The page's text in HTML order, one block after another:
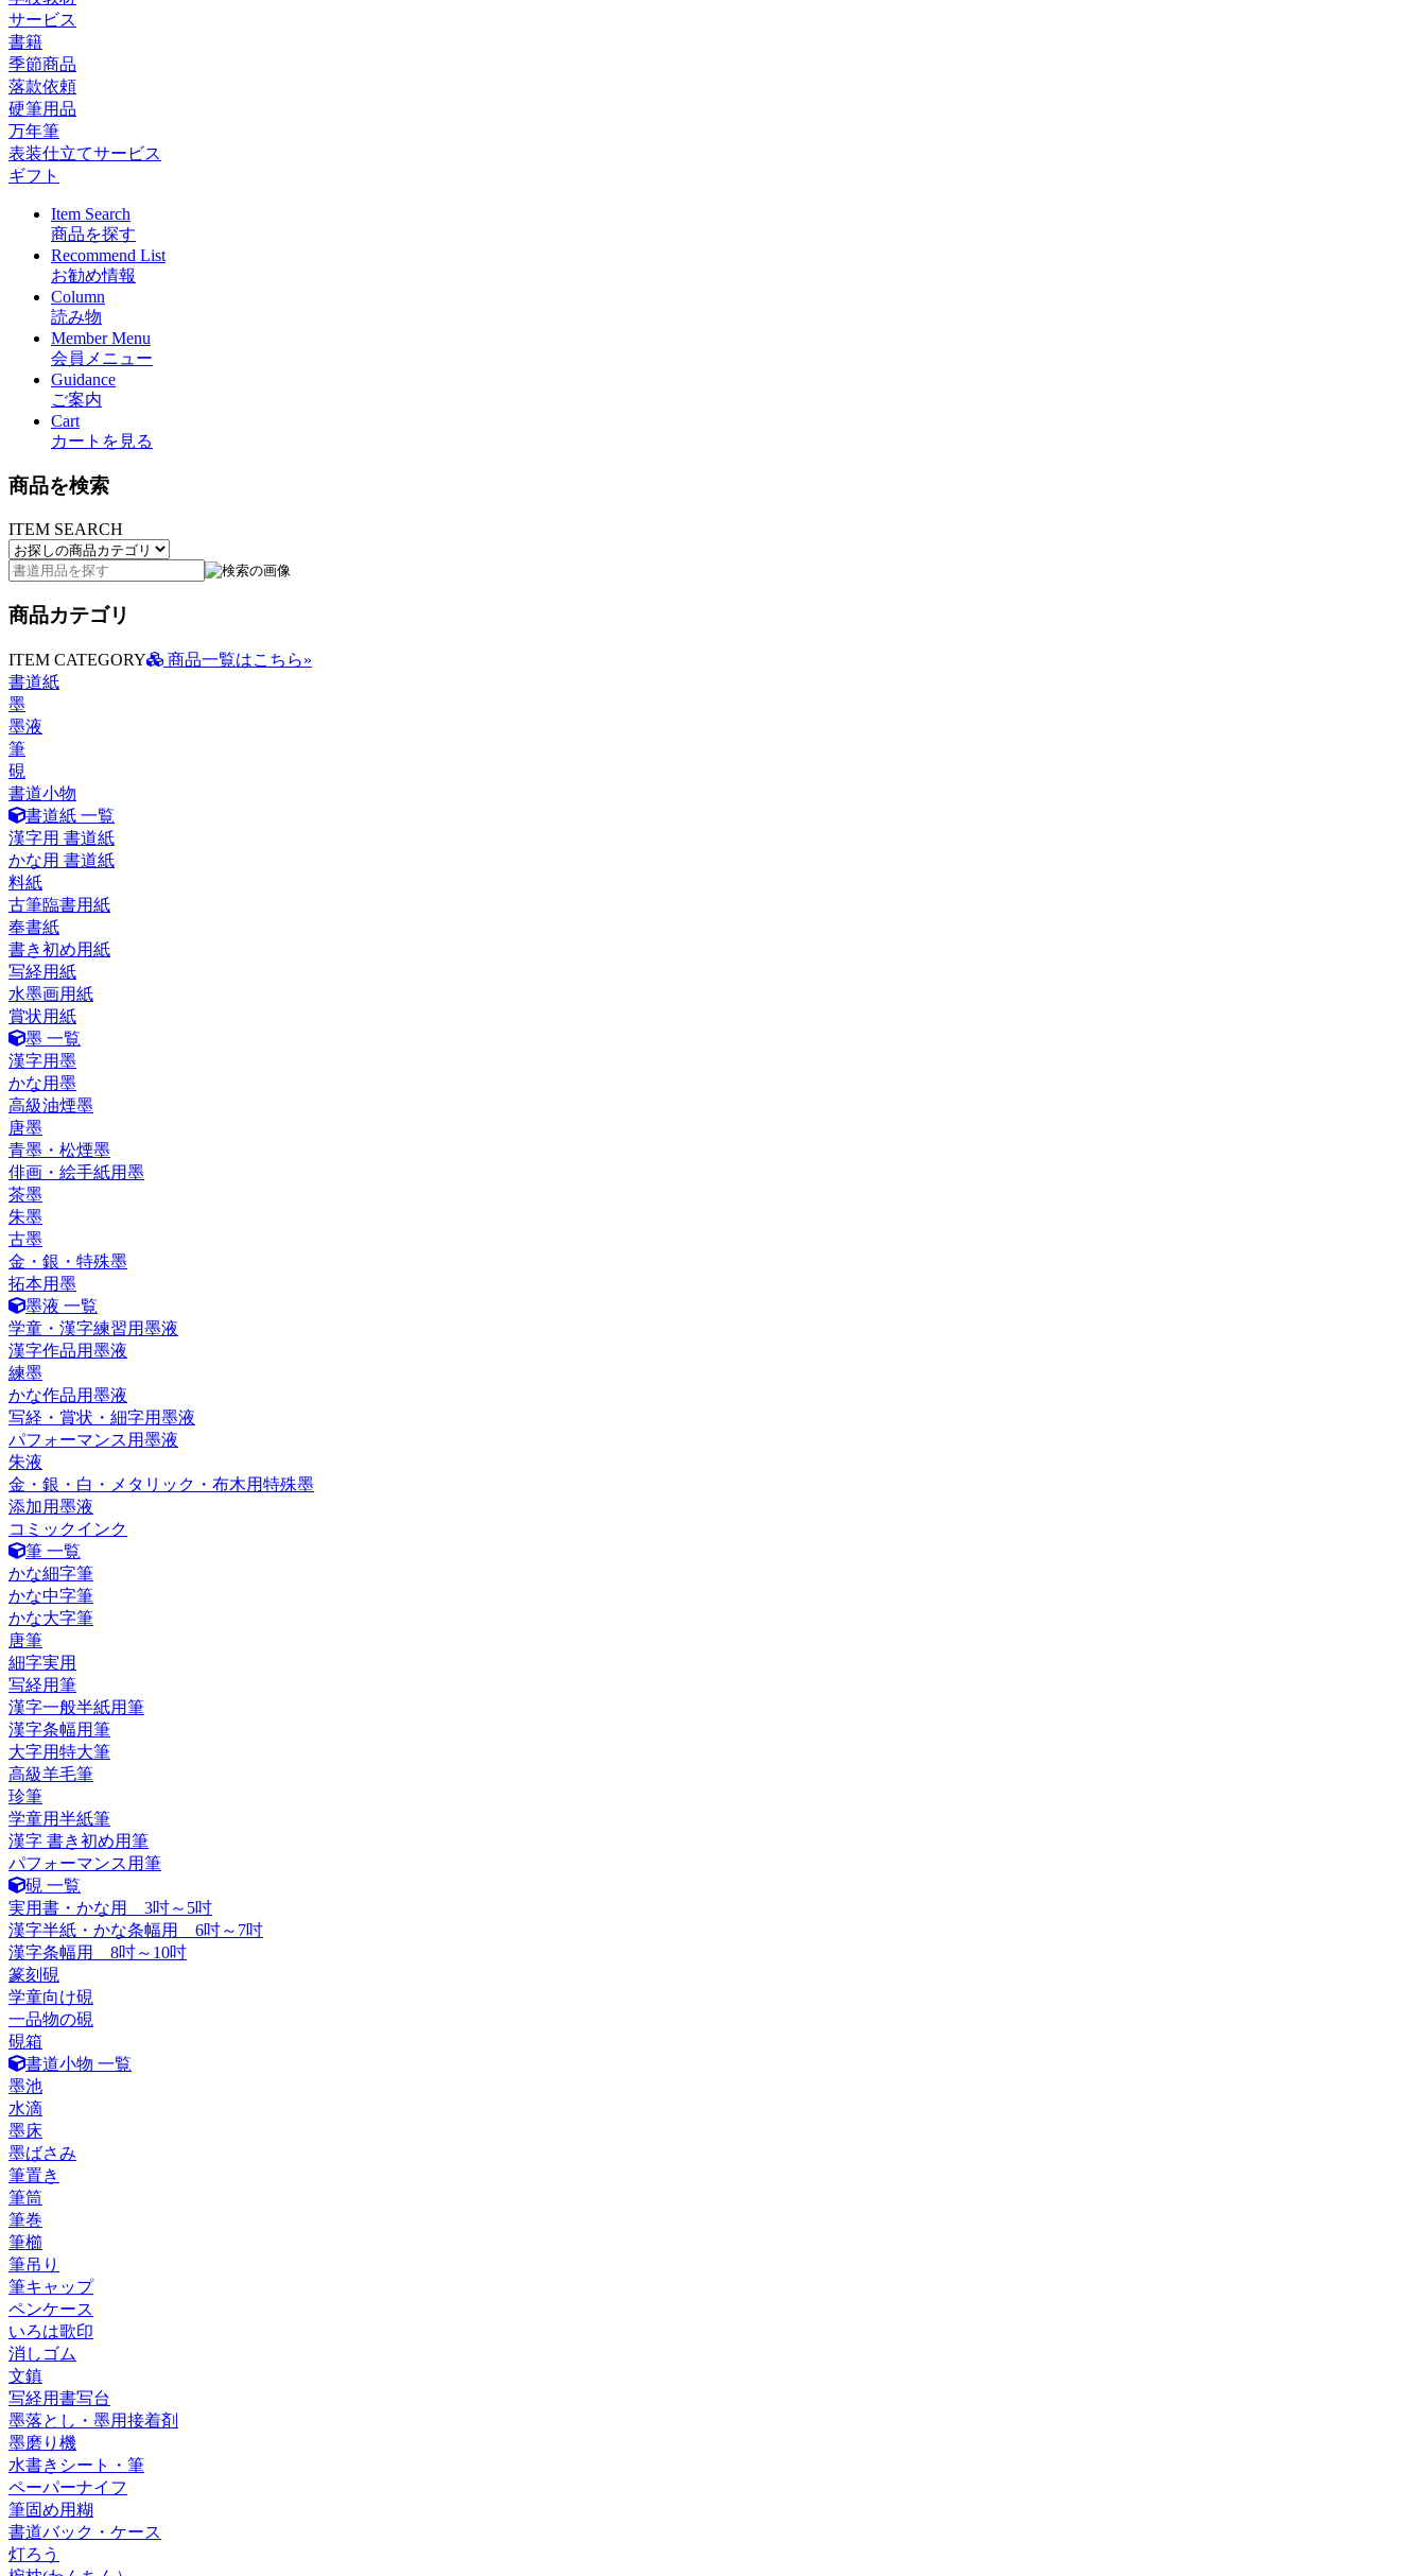
サービス
書籍
季節商品
落款依頼
硬筆用品
万年筆
表装仕立てサービス
ギフト
Item Search
商品を探す
Recommend List
お勧め情報
Column
読み物
Member Menu
会員メニュー
Guidance
ご案内
Cart
カートを見る
商品を検索
ITEM SEARCH
商品カテゴリ
ITEM CATEGORY
商品一覧はこちら»
書道紙
墨
墨液
筆
硯
書道小物
書道紙 一覧
漢字用 書道紙
かな用 書道紙
料紙
古筆臨書用紙
奉書紙
書き初め用紙
写経用紙
水墨画用紙
賞状用紙
墨 一覧
漢字用墨
かな用墨
高級油煙墨
唐墨
青墨・松煙墨
俳画・絵手紙用墨
茶墨
朱墨
古墨
金・銀・特殊墨
拓本用墨
墨液 一覧
学童・漢字練習用墨液
漢字作品用墨液
練墨
かな作品用墨液
写経・賞状・細字用墨液
パフォーマンス用墨液
朱液
金・銀・白・メタリック・布木用特殊墨
添加用墨液
コミックインク
筆 一覧
かな細字筆
かな中字筆
かな大字筆
唐筆
細字実用
写経用筆
漢字一般半紙用筆
漢字条幅用筆
大字用特大筆
高級羊毛筆
珍筆
学童用半紙筆
漢字 書き初め用筆
パフォーマンス用筆
硯 一覧
実用書・かな用 3吋～5吋
漢字半紙・かな条幅用 6吋～7吋
漢字条幅用 8吋～10吋
篆刻硯
学童向け硯
一品物の硯
硯箱
書道小物 一覧
墨池
水滴
墨床
墨ばさみ
筆置き
筆筒
筆巻
筆櫛
筆吊り
筆キャップ
ペンケース
いろは歌印
消しゴム
文鎮
写経用書写台
墨落とし・墨用接着剤
墨磨り機
水書きシート・筆
ペーパーナイフ
筆固め用糊
書道バック・ケース
灯ろう